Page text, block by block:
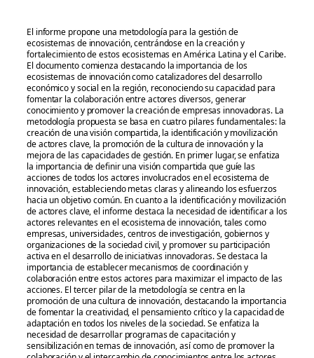
El informe propone una metodología para la gestión de
ecosistemas de innovación, centrándose en la creación y
fortalecimiento de estos ecosistemas en América Latina y el Caribe.
El documento comienza destacando la importancia de los
ecosistemas de innovación como catalizadores del desarrollo
económico y social en la región, reconociendo su capacidad para
fomentar la colaboración entre actores diversos, generar
conocimiento y promover la creación de empresas innovadoras. La
metodología propuesta se basa en cuatro pilares fundamentales: la
creación de una visión compartida, la identificación y movilización
de actores clave, la promoción de la cultura de innovación y la
mejora de las capacidades de gestión. En primer lugar, se enfatiza
la importancia de definir una visión compartida que guíe las
acciones de todos los actores involucrados en el ecosistema de
innovación, estableciendo metas claras y alineando los esfuerzos
hacia un objetivo común. En cuanto a la identificación y movilización
de actores clave, el informe destaca la necesidad de identificar a los
actores relevantes en el ecosistema de innovación, tales como
empresas, universidades, centros de investigación, gobiernos y
organizaciones de la sociedad civil, y promover su participación
activa en el desarrollo de iniciativas innovadoras. Se destaca la
importancia de establecer mecanismos de coordinación y
colaboración entre estos actores para maximizar el impacto de las
acciones. El tercer pilar de la metodología se centra en la
promoción de una cultura de innovación, destacando la importancia
de fomentar la creatividad, el pensamiento crítico y la capacidad de
adaptación en todos los niveles de la sociedad. Se enfatiza la
necesidad de desarrollar programas de capacitación y
sensibilización en temas de innovación, así como de promover la